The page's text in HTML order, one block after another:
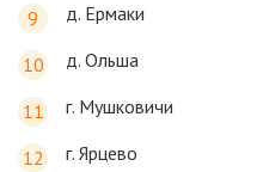
д. Ермаки
д. Ольша
г. Мушковичи
г. Ярцево